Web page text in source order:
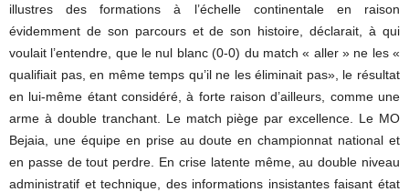
illustres des formations à l’échelle continentale en raison
évidemment de son parcours et de son histoire, déclarait, à qui
voulait l’entendre, que le nul blanc (0-0) du match « aller » ne les «
qualifiait pas, en même temps qu’il ne les éliminait pas», le résultat
en lui-même étant considéré, à forte raison d’ailleurs, comme une
arme à double tranchant. Le match piège par excellence. Le MO
Bejaia, une équipe en prise au doute en championnat national et
en passe de tout perdre. En crise latente même, au double niveau
administratif et technique, des informations insistantes faisant état